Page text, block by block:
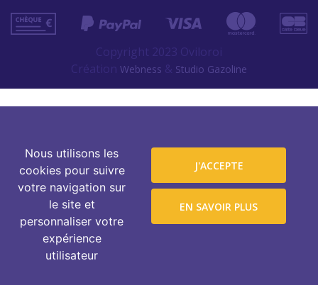
Nous utilisons les
cookies pour suivre
votre navigation sur
le site et
personnaliser votre
expérience
utilisateur
J'ACCEPTE
EN SAVOIR PLUS
Copyright 2023 Oviloroi
Création Webness & Studio Gazoline